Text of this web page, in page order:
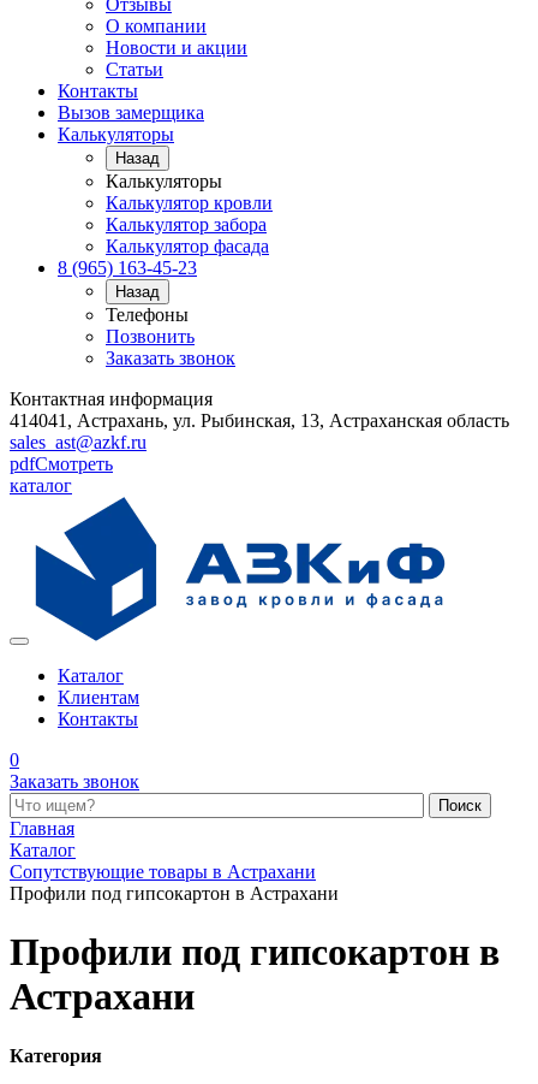
Отзывы
О компании
Новости и акции
Статьи
Контакты
Вызов замерщика
Калькуляторы
Назад
Калькуляторы
Калькулятор кровли
Калькулятор забора
Калькулятор фасада
8 (965) 163-45-23
Назад
Телефоны
Позвонить
Заказать звонок
Контактная информация
414041, Астрахань, ул. Рыбинская, 13, Астраханская область
sales_ast@azkf.ru
pdfСмотреть
каталог
Каталог
Клиентам
Контакты
0
Заказать звонок
Поиск по каталогу
Главная
Каталог
Сопутствующие товары в Астрахани
Профили под гипсокартон в Астрахани
Профили под гипсокартон в
Астрахани
Категория